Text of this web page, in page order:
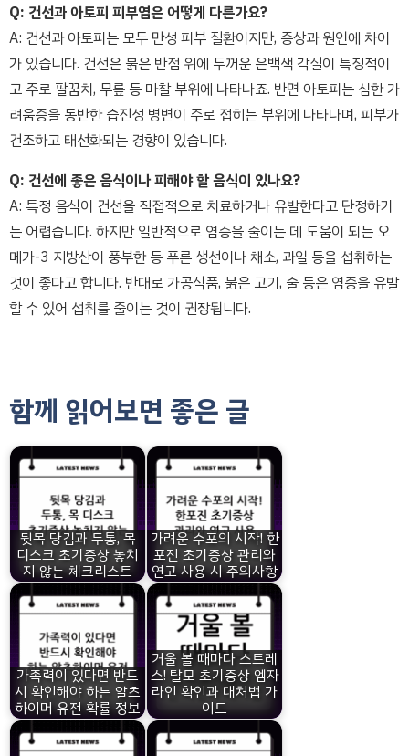
Q: 건선과 아토피 피부염은 어떻게 다른가요?
A: 건선과 아토피는 모두 만성 피부 질환이지만, 증상과 원인에 차이
가 있습니다. 건선은 붉은 반점 위에 두꺼운 은백색 각질이 특징적이
고 주로 팔꿈치, 무릎 등 마찰 부위에 나타나죠. 반면 아토피는 심한 가
려움증을 동반한 습진성 병변이 주로 접히는 부위에 나타나며, 피부가
건조하고 태선화되는 경향이 있습니다.
Q: 건선에 좋은 음식이나 피해야 할 음식이 있나요?
A: 특정 음식이 건선을 직접적으로 치료하거나 유발한다고 단정하기
는 어렵습니다. 하지만 일반적으로 염증을 줄이는 데 도움이 되는 오
메가-3 지방산이 풍부한 등 푸른 생선이나 채소, 과일 등을 섭취하는
것이 좋다고 합니다. 반대로 가공식품, 붉은 고기, 술 등은 염증을 유발
할 수 있어 섭취를 줄이는 것이 권장됩니다.
함께 읽어보면 좋은 글
뒷목 당김과 두통, 목
디스크 초기증상 놓치
지 않는 체크리스트
가려운 수포의 시작! 한
포진 초기증상 관리와
연고 사용 시 주의사항
가족력이 있다면 반드
시 확인해야 하는 알츠
하이머 유전 확률 정보
거울 볼 때마다 스트레
스! 탈모 초기증상 엠자
라인 확인과 대처법 가
이드